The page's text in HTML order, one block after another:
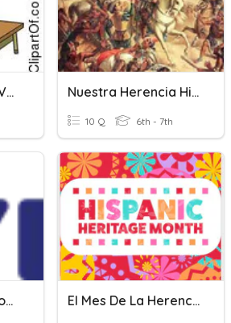
Comunicación No Verbal Nuestra Herencia Hispana En La Florida
10 Q 6th - 7th
Slavery: No Freedom, No Rights El Mes De La Herencia Hispana - 2020